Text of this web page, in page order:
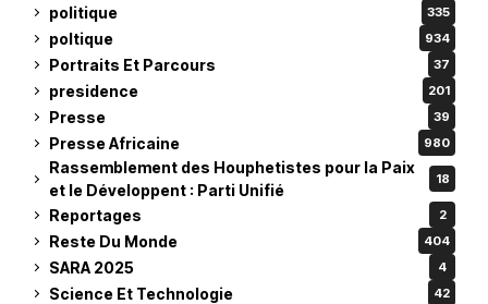
politique 335
poltique 934
Portraits Et Parcours 37
presidence 201
Presse 39
Presse Africaine 980
Rassemblement des Houphetistes pour la Paix
et le Développent : Parti Unifié
18
Reportages 2
Reste Du Monde 404
SARA 2025 4
Science Et Technologie 42